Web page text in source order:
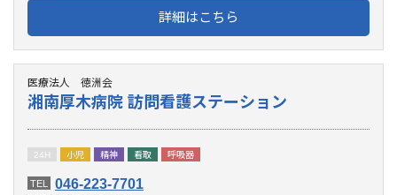
詳細はこちら
医療法人 徳洲会
湘南厚木病院 訪問看護ステーション
24H 小児 精神 看取 呼吸器
TEL 046-223-7701